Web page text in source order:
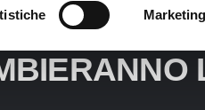
Marketing
DI